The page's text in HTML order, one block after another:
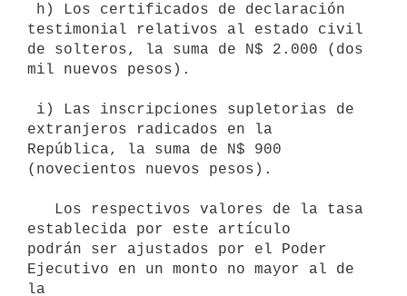
testimonial relativos al estado civil
de solteros, la suma de N$ 2.000 (dos
mil nuevos pesos).
extranjeros radicados en la
República, la suma de N$ 900
(novecientos nuevos pesos).
establecida por este artículo
podrán ser ajustados por el Poder
Ejecutivo en un monto no mayor al de
la